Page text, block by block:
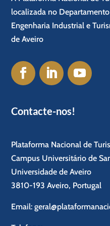
localizada no
Engenharia Industrial e
de Aveiro
Contacte-nos!
Plataforma Nacional de
Campus Universitário de
Universidade de Aveiro
3810-193 Aveiro, Portugal
Email: